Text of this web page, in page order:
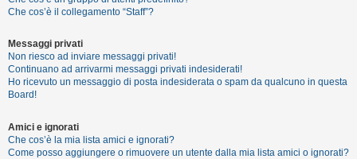
i
C
e
r
c
a
Che cos’è il collegamento “Staff”?
Messaggi privati
Non riesco ad inviare messaggi privati!
Continuano ad arrivarmi messaggi privati indesiderati!
Ho ricevuto un messaggio di posta indesiderata o spam da qualcuno in questa
Board!
Amici e ignorati
Che cos’è la mia lista amici e ignorati?
Come posso aggiungere o rimuovere un utente dalla mia lista amici o ignorati?